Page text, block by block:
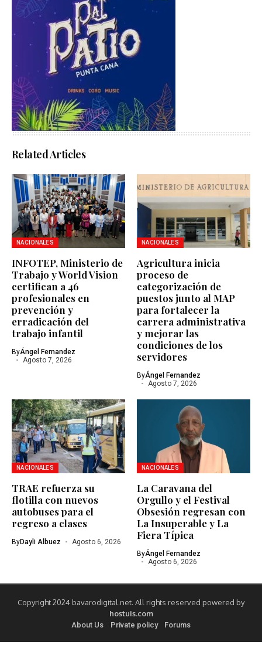
Related Articles
NACIONALES
INFOTEP, Ministerio de
Trabajo y World Vision
certifican a 46
profesionales en
prevención y
erradicación del
trabajo infantil
ByÁngel Fernandez
Agosto 7, 2026
NACIONALES
Agricultura inicia
proceso de
categorización de
puestos junto al MAP
para fortalecer la
carrera administrativa
y mejorar las
condiciones de los
servidores
ByÁngel Fernandez
Agosto 7, 2026
NACIONALES
TRAE refuerza su
flotilla con nuevos
autobuses para el
regreso a clases
ByDayli Albuez Agosto 6, 2026
NACIONALES
La Caravana del
Orgullo y el Festival
Obsesión regresan con
La Insuperable y La
Fiera Típica
ByÁngel Fernandez
Agosto 6, 2026
Copyright 2024 bavarodigital.net. All rights reserved powered by
hostuis.com
About Us Private policy Forums